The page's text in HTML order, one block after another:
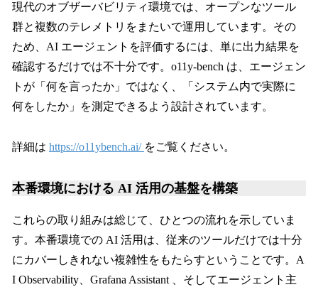
現代のオブザーバビリティ環境では、オープンなツール
群と複数のテレメトリをまたいで運用しています。その
ため、AI エージェントを評価するには、単に出力結果を
確認するだけでは不十分です。o11y-bench は、エージェン
トが「何を言ったか」ではなく、「システム内で実際に
何をしたか」を測定できるよう設計されています。
詳細は https://o11ybench.ai/ をご覧ください。
本番環境における AI 活用の基盤を構築
これらの取り組みは総じて、ひとつの流れを示していま
す。本番環境での AI 活用は、従来のツールだけでは十分
にカバーしきれない複雑性をもたらすということです。A
I Observability、Grafana Assistant 、そしてエージェント主